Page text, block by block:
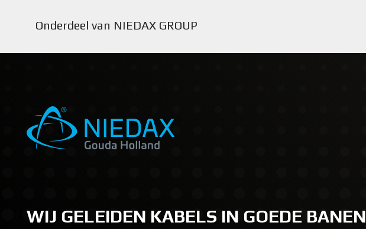
Onderdeel van NIEDAX GROUP
WIJ GELEIDEN KABELS IN GOEDE BANEN